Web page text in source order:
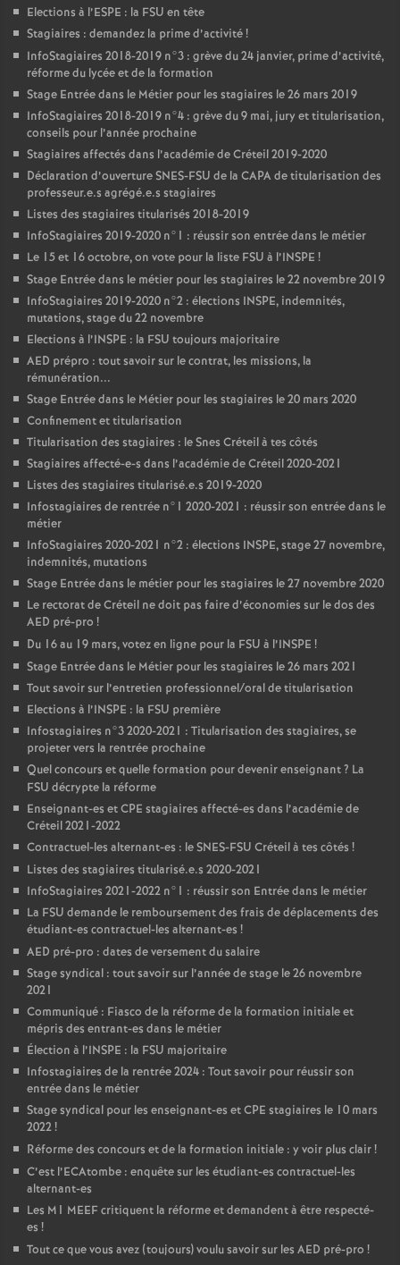
Elections à l’ESPE : la FSU en tête
Stagiaires : demandez la prime d’activité!
InfoStagiaires 2018-2019 n°3 : grève du 24 janvier, prime d’activité,
réforme du lycée et de la formation
Stage Entrée dans le Métier pour les stagiaires le 26 mars 2019
InfoStagiaires 2018-2019 n°4 : grève du 9 mai, jury et titularisation,
conseils pour l’année prochaine
Stagiaires affectés dans l’académie de Créteil 2019-2020
Déclaration d’ouvertureSNES-FSU de la CAPAde titularisation des
professeur.e.s agrégé.e.s stagiaires
Listes des stagiaires titularisés 2018-2019
InfoStagiaires 2019-2020 n°1 : réussir son entrée dans le métier
Le 15 et 16 octobre, on vote pour la liste FSU à l’INSPE !
Stage Entrée dans le métier pour les stagiaires le 22 novembre 2019
InfoStagiaires 2019-2020 n°2 : élections INSPE, indemnités,
mutations, stage du 22 novembre
Elections à l’INSPE : la FSU toujours majoritaire
AED prépro : tout savoir sur le contrat, les missions, la
rémunération...
Stage Entrée dans le Métier pour les stagiaires le 20 mars 2020
Confinement et titularisation
Titularisation des stagiaires : le Snes Créteil à tes côtés
Stagiaires affecté-e-s dans l’académie de Créteil 2020-2021
Listes des stagiaires titularisé.e.s 2019-2020
Infostagiaires de rentrée n°1 2020-2021 : réussir son entrée dans le
métier
InfoStagiaires 2020-2021 n°2 : élections INSPE, stage 27 novembre,
indemnités, mutations
Stage Entrée dans le métier pour les stagiaires le 27 novembre 2020
Le rectorat de Créteil ne doit pas faire d’économies sur le dos des
AED pré-pro !
Du 16 au 19 mars, votez en ligne pour la FSU à l’INSPE !
Stage Entrée dans le Métier pour les stagiaires le 26 mars 2021
Tout savoir sur l’entretien professionnel/oral de titularisation
Elections à l’INSPE : la FSU première
Infostagiaires n°3 2020-2021 : Titularisation des stagiaires, se
projeter vers la rentrée prochaine
Quel concours et quelle formation pour devenir enseignant? La
FSU décrypte la réforme
Enseignant-es etCPE stagiaires affecté-es dans l’académie de
Créteil 2021-2022
Contractuel-les alternant-es : leSNES-FSU Créteil à tes côtés !
Listes des stagiaires titularisé.e.s 2020-2021
InfoStagiaires 2021-2022 n°1 : réussir son Entrée dans le métier
La FSU demande le remboursement des frais de déplacements des
étudiant-es contractuel-les alternant-es !
AED pré-pro : dates de versement du salaire
Stage syndical : tout savoir sur l’année de stage le 26 novembre
2021
Communiqué : Fiasco de la réforme de la formation initiale et
mépris des entrant-es dans le métier
Élection à l’INSPE : la FSU majoritaire
Infostagiaires de la rentrée 2024 : Tout savoir pour réussir son
entrée dans le métier
Stage syndical pour les enseignant-es etCPE stagiaires le 10 mars
2022!
Réforme des concours et de la formation initiale : y voir plus clair!
C’est l’ECAtombe : enquête sur les étudiant-es contractuel-les
alternant-es
Les M1 MEEFcritiquent la réforme et demandent à être respecté-
es !
Tout ce que vous avez (toujours) voulu savoir sur les AED pré-pro !